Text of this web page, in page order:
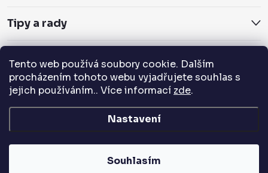
Tento web používá soubory cookie. Dalším
procházením tohoto webu vyjadřujete souhlas s
jejich používáním.. Více informací zde.
Nastavení
Souhlasím
Tipy a rady
Servis a služby
Přijímáme online platby